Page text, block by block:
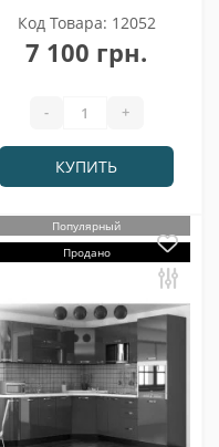
Код Товара: 12052
7 100 грн.
- +
КУПИТЬ
Популярный
Продано